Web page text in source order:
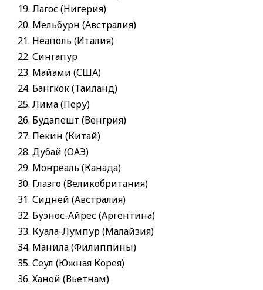
Лагос (Нигерия)
Мельбурн (Австралия)
Неаполь (Италия)
Сингапур
Майами (США)
Бангкок (Таиланд)
Лима (Перу)
Будапешт (Венгрия)
Пекин (Китай)
Дубай (ОАЭ)
Монреаль (Канада)
Глазго (Великобритания)
Сидней (Австралия)
Буэнос-Айрес (Аргентина)
Куала-Лумпур (Малайзия)
Манила (Филиппины)
Сеул (Южная Корея)
Ханой (Вьетнам)